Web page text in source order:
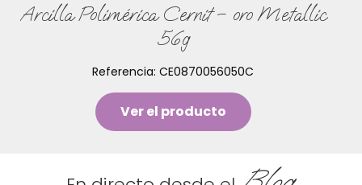
Arcilla Polimérica Cernit – oro Metallic
56g
Referencia: CE0870056050C
Ver el producto